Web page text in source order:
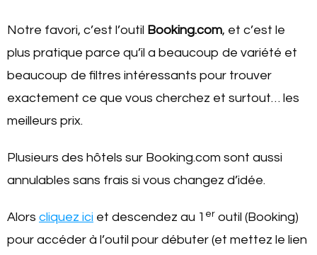
Notre favori, c’est l’outil Booking.com, et c’est le
plus pratique parce qu’il a beaucoup de variété et
beaucoup de filtres intéressants pour trouver
exactement ce que vous cherchez et surtout… les
meilleurs prix.
Plusieurs des hôtels sur Booking.com sont aussi
annulables sans frais si vous changez d’idée.
Alors cliquez ici et descendez au 1 er outil (Booking)
pour accéder à l’outil pour débuter (et mettez le lien